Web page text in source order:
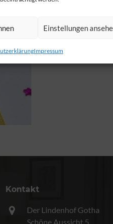
Einstellungen
Impressum
Kontakt
Der Lindenhof Gotha
Schöne Aussicht 5